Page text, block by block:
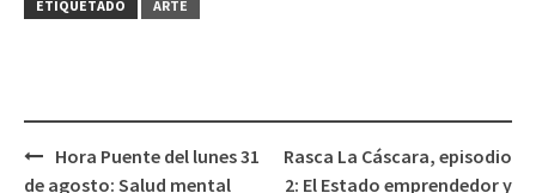
ETIQUETADO
ARTE
Navegación
Hora Puente del lunes 31
de agosto: Salud mental
Rasca La Cáscara, episodio
2: El Estado emprendedor y